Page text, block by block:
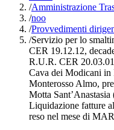
/Amministrazione
/noo
/Provvedimenti
/Servizio per lo
CER 19.12.12,
R.U.R. CER
Cava dei Modicani in
Monterosso Almo,
Motta
Liquidazione fatture
reso nel mese di